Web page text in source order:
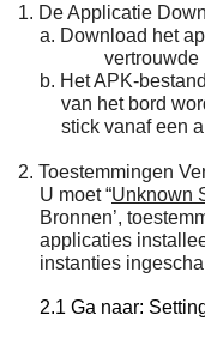
1. De Applicatie
a. Download het
vertrouwde
b. Het APK-
van het bord
stick vanaf een
2. Toestemmingen
U moet “Unknown
Bronnen’,
applicaties
instanties
2.1 Ga naar: